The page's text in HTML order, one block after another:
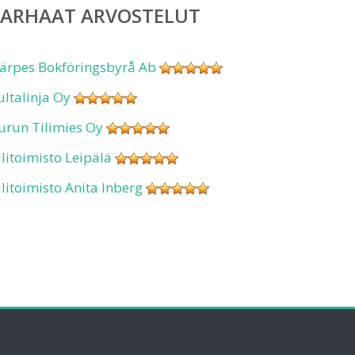
ARVOSTELUT
Bokföringsbyrå Ab
Oy
Tilimies Oy
Leipälä
Anita Inberg